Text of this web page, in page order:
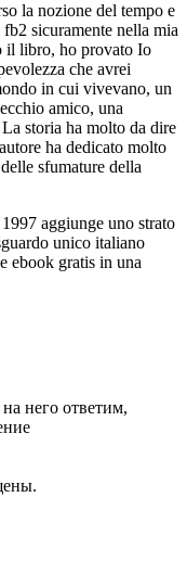
la nozione del tempo e
sicuramente nella mia
il libro, ho provato Io
che avrei
in cui vivevano, un
amico, una
storia ha molto da dire
ha dedicato molto
sfumature della
aggiunge uno strato
unico italiano
ebook gratis in una
него ответим,